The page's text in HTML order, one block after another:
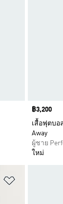
Price
฿3,200
เสื้อฟุตบอ
Away
ผู้ชาย
ใหม่
เพิ่มไปยังรา